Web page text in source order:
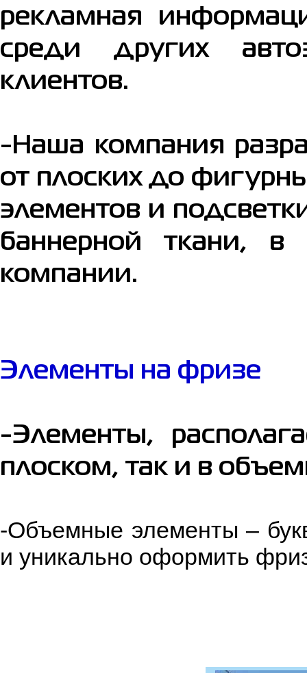
рекламная
среди других
клиентов.
-Наша компания
от плоских до
элементов и
баннерной ткани, в
компании.
Элементы на фризе
-Элементы,
плоском, так и в
-Объемные элементы –
и уникально оформить